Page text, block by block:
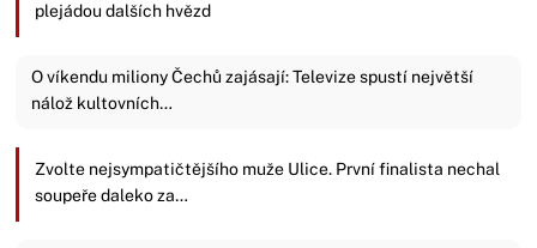
plejádou dalších hvězd
O víkendu miliony Čechů zajásají: Televize spustí největší
nálož kultovních…
Zvolte nejsympatičtějšího muže Ulice. První finalista nechal
soupeře daleko za…